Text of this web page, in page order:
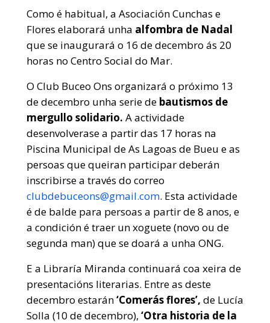
Como é habitual, a Asociación Cunchas e
Flores elaborará unha alfombra de Nadal
que se inaugurará o 16 de decembro ás 20
horas no Centro Social do Mar.
O Club Buceo Ons organizará o próximo 13
de decembro unha serie de bautismos de
mergullo solidario. A actividade
desenvolverase a partir das 17 horas na
Piscina Municipal de As Lagoas de Bueu e as
persoas que queiran participar deberán
inscribirse a través do correo
clubdebuceons@gmail.com. Esta actividade
é de balde para persoas a partir de 8 anos, e
a condición é traer un xoguete (novo ou de
segunda man) que se doará a unha ONG.
E a Libraría Miranda continuará coa xeira de
presentacións literarias. Entre as deste
decembro estarán‘Comerás flores’, de Lucía
Solla (10 de decembro), ‘Otra historia de la